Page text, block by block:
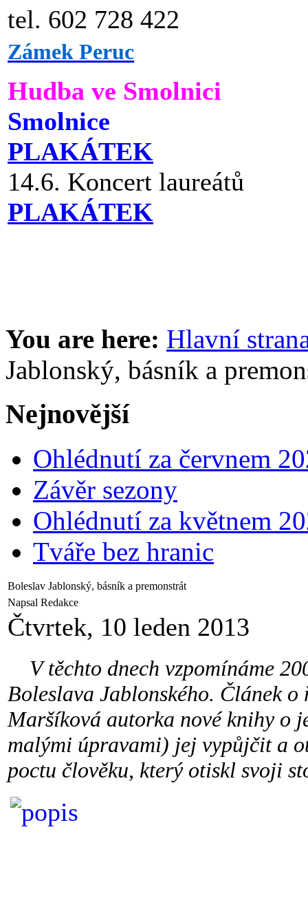
tel. 602 728 422
Zámek Peruc
Hudba ve Smolnici
Smolnice
PLAKÁTEK
14.6. Koncert laureátů
PLAKÁTEK
You are here: Hlavní
Jablonský, básník a
Nejnovější
Ohlédnutí za červnem
Závěr sezony
Ohlédnutí za květnem
Tváře bez hranic
Boleslav Jablonský, básník a premonstrát
Napsal Redakce
Čtvrtek, 10 leden 2013
V těchto dnech vzpomínáme
Boleslava Jablonského. Článek
Maršíková autorka nové knihy o
malými úpravami) jej vypůjčit a
poctu člověku, který otiskl svoji